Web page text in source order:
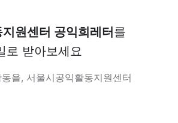
원센터 공익희레터를
로 받아보세요
을, 서울시공익활동지원센터